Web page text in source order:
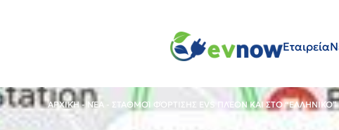
Εταιρεία
ΑΡΧΙΚΉ - ΝΈΑ - ΣΤΑΘΜΟΊ ΦΌΡΤΙΣΗΣ EVS ΠΛΈΟΝ ΚΑΙ ΣΤΟ “ΕΛΛΗΝΙΚΌ”